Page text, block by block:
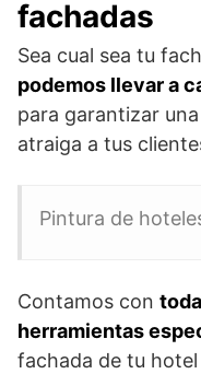
fachadas
Sea cual sea tu
podemos llevar a
para garantizar
atraiga a tus
Pintura de
Contamos con
herramientas
fachada de tu